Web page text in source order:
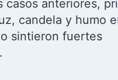
casos anteriores,
candela y humo
sintieron fuertes